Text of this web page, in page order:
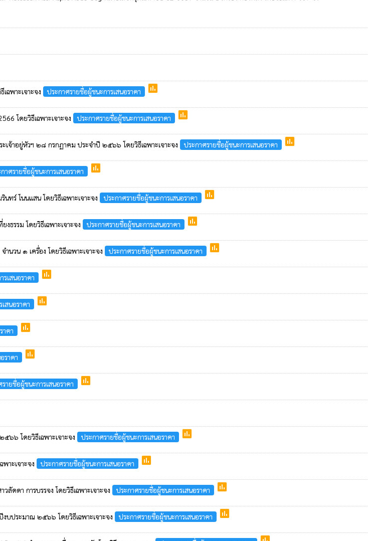
ฉพาะเจาะจง ประกาศรายชื่อผู้ชนะการเสนอราคา poll
โดยวิธีเฉพาะเจาะจง ประกาศรายชื่อผู้ชนะการเสนอราคา poll
เจ้าอยู่หัวฯ ๒๘ กรกฏาคม ประจำปี ๒๕๖๖ โดยวิธีเฉพาะเจาะจง ประกาศรายชื่อผู้ชนะการเสนอราคา poll
าศรายชื่อผู้ชนะการเสนอราคา poll
ทร์ โนนแสน โดยวิธีเฉพาะเจาะจง ประกาศรายชื่อผู้ชนะการเสนอราคา poll
ธรรม โดยวิธีเฉพาะเจาะจง ประกาศรายชื่อผู้ชนะการเสนอราคา poll
วน ๑ เครื่อง โดยวิธีเฉพาะเจาะจง ประกาศรายชื่อผู้ชนะการเสนอราคา poll
เสนอราคา poll
สนอราคา poll
าคา poll
ราคา poll
ายชื่อผู้ชนะการเสนอราคา poll
๖๖ โดยวิธีเฉพาะเจาะจง ประกาศรายชื่อผู้ชนะการเสนอราคา poll
าะเจาะจง ประกาศรายชื่อผู้ชนะการเสนอราคา poll
ดดา การบรรจง โดยวิธีเฉพาะเจาะจง ประกาศรายชื่อผู้ชนะการเสนอราคา poll
บประมาณ ๒๕๖๖ โดยวิธีเฉพาะเจาะจง ประกาศรายชื่อผู้ชนะการเสนอราคา poll